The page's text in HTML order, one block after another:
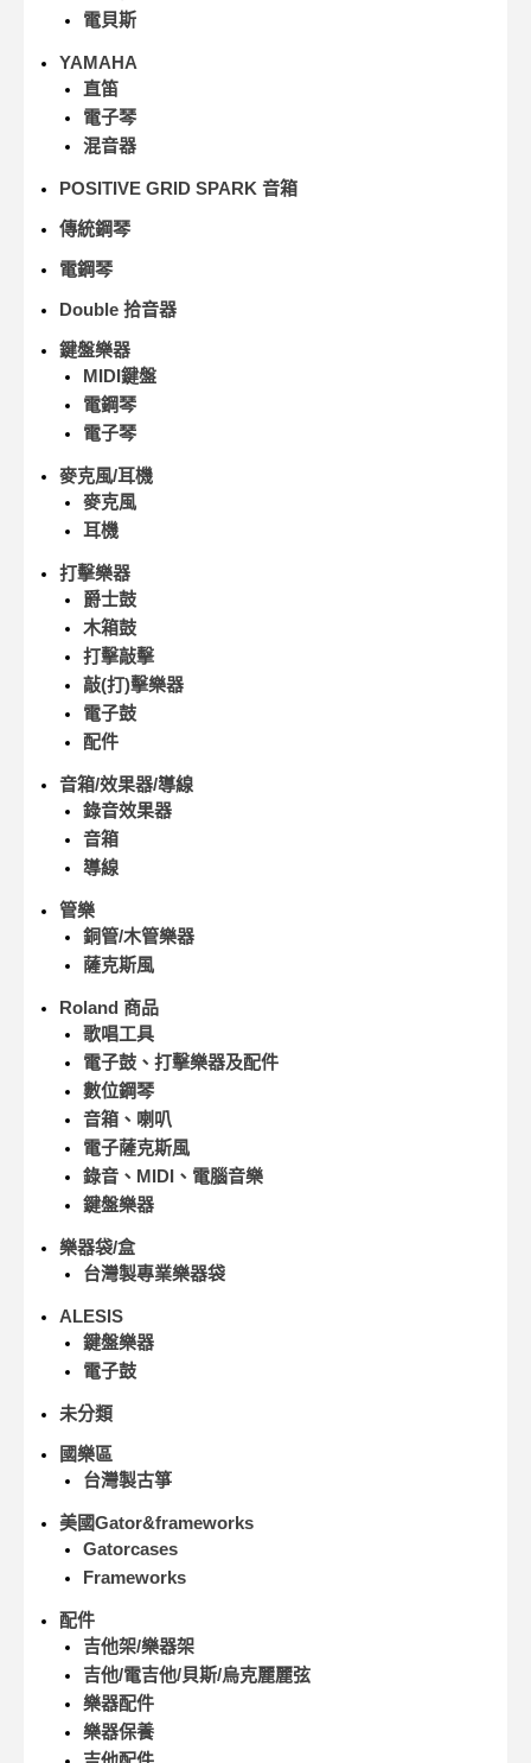
電貝斯
YAMAHA
直笛
電子琴
混音器
POSITIVE GRID SPARK 音箱
傳統鋼琴
電鋼琴
Double 拾音器
鍵盤樂器
MIDI鍵盤
電鋼琴
電子琴
麥克風/耳機
麥克風
耳機
打擊樂器
爵士鼓
木箱鼓
打擊敲擊
敲(打)擊樂器
電子鼓
配件
音箱/效果器/導線
錄音效果器
音箱
導線
管樂
銅管/木管樂器
薩克斯風
Roland 商品
歌唱工具
電子鼓、打擊樂器及配件
數位鋼琴
音箱、喇叭
電子薩克斯風
錄音、MIDI、電腦音樂
鍵盤樂器
樂器袋/盒
台灣製專業樂器袋
ALESIS
鍵盤樂器
電子鼓
未分類
國樂區
台灣製古箏
美國Gator&frameworks
Gatorcases
Frameworks
配件
吉他架/樂器架
吉他/電吉他/貝斯/烏克麗麗弦
樂器配件
樂器保養